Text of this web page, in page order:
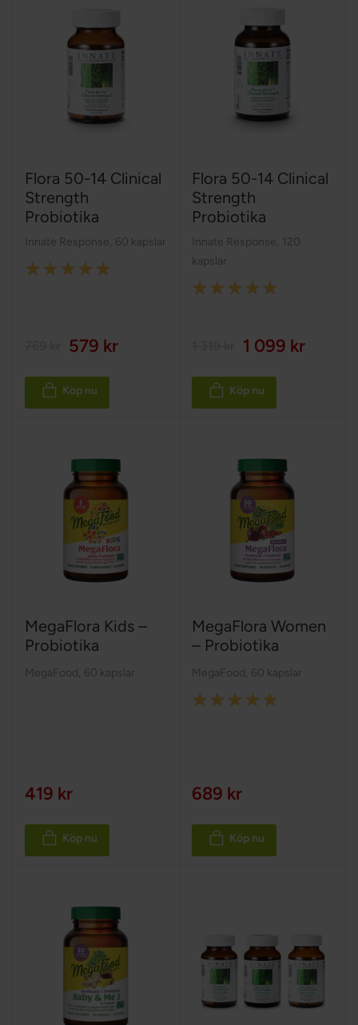
Flora 50-14 Clinical
Strength
Probiotika
Innate Response 60 kapslar
Rating:
579 kr
Köp nu
Flora 50-14 Clinical
Strength
Probiotika
Innate Response 120
kapslar
Rating:
1 099 kr
Köp nu
MegaFlora Kids –
Probiotika
MegaFood 60 kapslar
419 kr
Köp nu
MegaFlora Women
– Probiotika
MegaFood 60 kapslar
Rating:
689 kr
Köp nu